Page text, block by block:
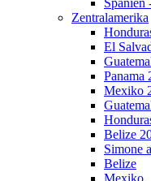
Spanien
Zentralamerika
El
Panama
Mexiko
Belize
Simone
Belize